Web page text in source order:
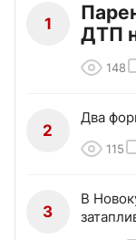
1
ДТП
148
2
Два
115
3
В